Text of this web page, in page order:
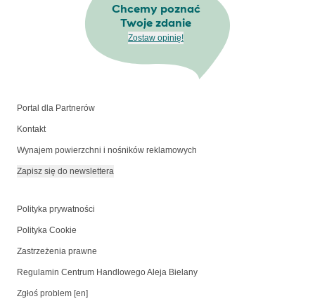
Chcemy poznać
Twoje zdanie
Zostaw opinię!
Portal dla Partnerów
Kontakt
Wynajem powierzchni i nośników reklamowych
Zapisz się do newslettera
Polityka prywatności
Polityka Cookie
Zastrzeżenia prawne
Regulamin Centrum Handlowego Aleja Bielany
Zgłoś problem [en]